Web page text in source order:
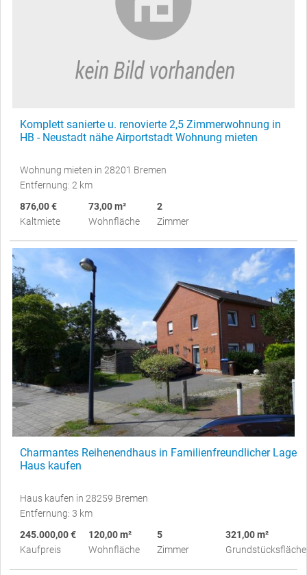
Komplett sanierte u. renovierte 2,5 Zimmerwohnung in
HB - Neustadt nähe Airportstadt Wohnung mieten
Wohnung mieten in 28201 Bremen
Entfernung: 2 km
876,00 €
Kaltmiete
73,00 m²
Wohnfläche
2
Zimmer
Charmantes Reihenendhaus in Familienfreundlicher Lage
Haus kaufen
Haus kaufen in 28259 Bremen
Entfernung: 3 km
245.000,00 €
Kaufpreis
120,00 m²
Wohnfläche
5
Zimmer
321,00 m²
Grundstücksfläche